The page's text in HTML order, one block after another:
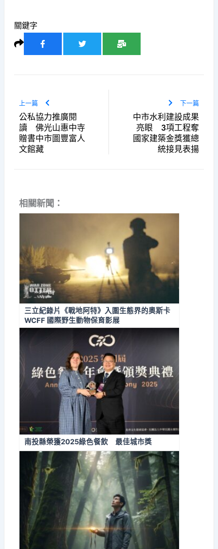
關鍵字
上一篇
公私協力推廣閱
讀 佛光山惠中寺
贈書中市圖豐富人
文館藏
下一篇
中市水利建設成果
亮眼 3項工程奪
國家建築金獎獲總
統接見表揚
相關新聞：
三立紀錄片《戰地阿特》入圍生態界的奧斯卡
WCFF 國際野生動物保育影展
南投縣榮獲2025綠色餐飲 最佳城市獎